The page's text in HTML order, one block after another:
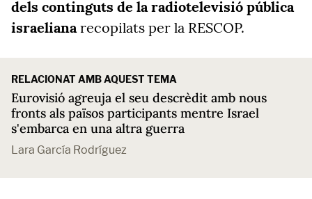
dels continguts de la radiotelevisió pública
israelianarecopilats per la RESCOP.
RELACIONAT AMB AQUEST TEMA
Eurovisió agreuja el seu descrèdit amb nous
fronts als països participants mentre Israel
s'embarca en una altra guerra
Lara García Rodríguez